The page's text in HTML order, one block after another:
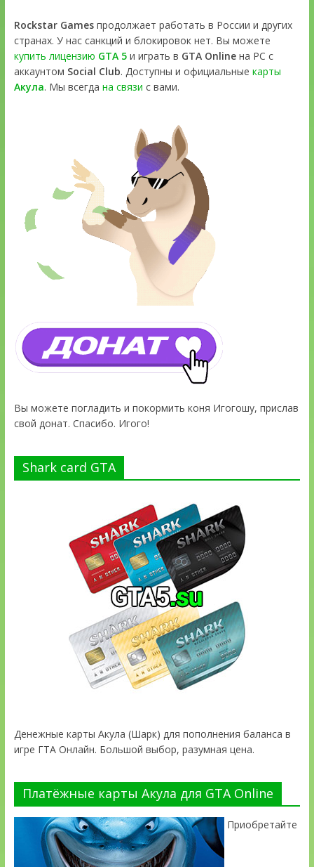
Rockstar Gamesпродолжает работать в России и других
странах. У нас санкций и блокировок нет. Вы можете
купить лицензию GTA 5и играть в GTA Onlineна PC с
аккаунтом Social Club. Доступны и официальные карты
Акула. Мы всегда на связи с вами.
Вы можете погладить и покормить коня Игогошу, прислав
свой донат. Спасибо. Игого!
Shark card GTA
Денежные карты Акула (Шарк) для пополнения баланса в
игре ГТА Онлайн. Большой выбор, разумная цена.
Платёжные карты Акула для GTA Online
Приобретайте